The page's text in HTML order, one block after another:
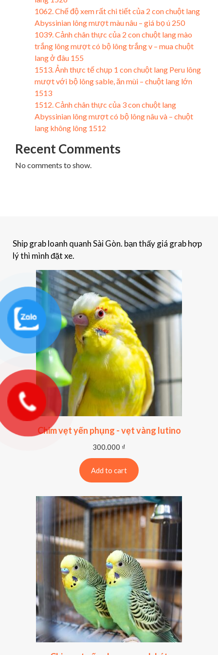
1062. Chế độ xem rất chi tiết của 2 con chuột lang
Abyssinian lông mượt màu nâu – giá bọ ú 250
1039. Cảnh chân thực của 2 con chuột lang mào
trắng lông mượt có bộ lông trắng v – mua chuột
lang ở đâu 155
1513. Ảnh thực tế chụp 1 con chuột lang Peru lông
mượt với bộ lông sable, ăn mùi – chuột lang lớn
1513
1512. Cảnh chân thực của 3 con chuột lang
Abyssinian lông mượt có bộ lông nâu và – chuột
lang không lông 1512
Recent Comments
No comments to show.
Ship grab loanh quanh Sài Gòn. bạn thấy giá grab hợp
lý thì mình đặt xe.
Chim vẹt yến phụng - vẹt vàng lutino
300.000 ₫
Add to cart